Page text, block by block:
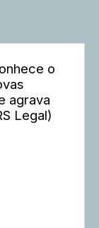
o
agrava
Legal)